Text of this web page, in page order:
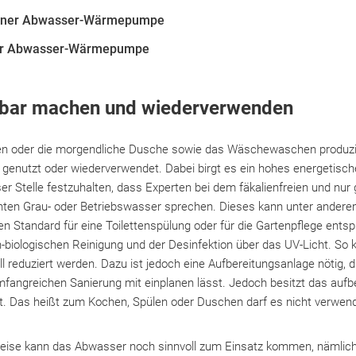
Abwasser-Wärmepumpe
Abwasser-Wärmepumpe
machen und wiederverwenden
oder die morgendliche Dusche sowie das Wäschewaschen
oder wiederverwendet. Dabei birgt es ein hohes
Stelle festzuhalten, dass Experten bei dem fäkalienfreien und
Grau- oder Betriebswasser sprechen. Dieses kann unter
Standard für eine Toilettenspülung oder für die Gartenpflege
Reinigung und der Desinfektion über das UV-Licht. So
reduziert werden. Dazu ist jedoch eine Aufbereitungsanlage nötig,
Sanierung mit einplanen lässt. Jedoch besitzt das
Das heißt zum Kochen, Spülen oder Duschen darf es nicht
kann das Abwasser noch sinnvoll zum Einsatz kommen,